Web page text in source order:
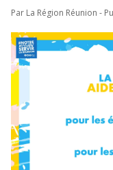
Par La Région Réunion -